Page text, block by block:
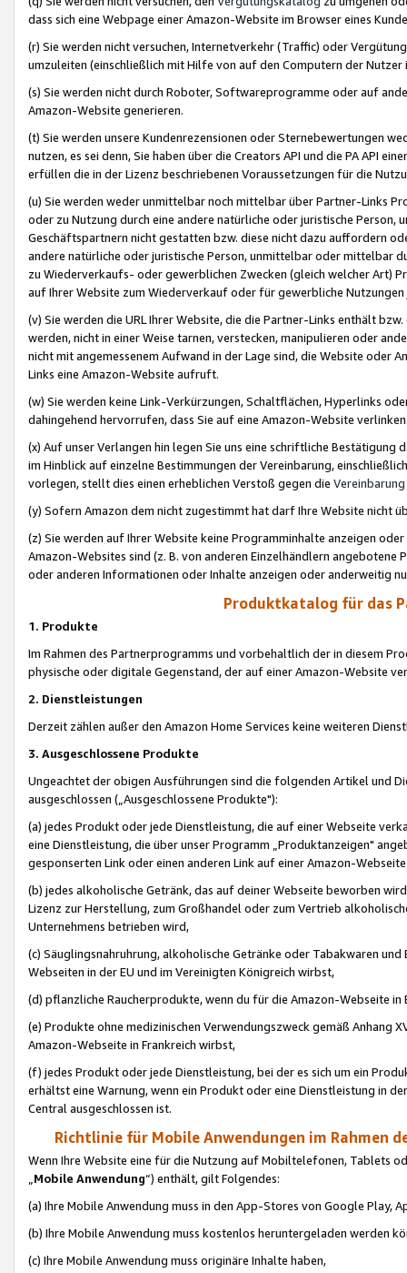
dass sich eine Webpage einer Amazon-Website im Browser eines
(r) Sie werden nicht versuchen, Internetverkehr (Traffic) oder
umzuleiten (einschließlich mit Hilfe von auf den Computern der
(s) Sie werden nicht durch Roboter, Softwareprogramme oder auf
Amazon-Website generieren.
(t) Sie werden unsere Kundenrezensionen oder Sternebewertungen
nutzen, es sei denn, Sie haben über die Creators API und die PA API
erfüllen die in der Lizenz beschriebenen Voraussetzungen für die
(u) Sie werden weder unmittelbar noch mittelbar über Partner-Links
oder zu Nutzung durch eine andere natürliche oder juristische
Geschäftspartnern nicht gestatten bzw. diese nicht dazu auffordern
andere natürliche oder juristische Person, unmittelbar oder mittelbar
zu Wiederverkaufs- oder gewerblichen Zwecken (gleich welcher Art)
auf Ihrer Website zum Wiederverkauf oder für gewerbliche
(v) Sie werden die URL Ihrer Website, die die Partner-Links enthält
werden, nicht in einer Weise tarnen, verstecken, manipulieren oder
nicht mit angemessenem Aufwand in der Lage sind, die Website oder
Links eine Amazon-Website aufruft.
(w) Sie werden keine Link-Verkürzungen, Schaltflächen, Hyperlinks
dahingehend hervorrufen, dass Sie auf eine Amazon-Website
(x) Auf unser Verlangen hin legen Sie uns eine schriftliche
im Hinblick auf einzelne Bestimmungen der Vereinbarung,
vorlegen, stellt dies einen erheblichen Verstoß gegen die Vereinbarung
(y) Sofern Amazon dem nicht zugestimmt hat darf Ihre Website nicht
(z) Sie werden auf Ihrer Website keine Programminhalte anzeigen
Amazon-Websites sind (z. B. von anderen Einzelhändlern
oder anderen Informationen oder Inhalte anzeigen oder anderweitig
Produktkatalog für das
1. Produkte
Im Rahmen des Partnerprogramms und vorbehaltlich der in diesem
physische oder digitale Gegenstand, der auf einer Amazon-Website
2. Dienstleistungen
Derzeit zählen außer den Amazon Home Services keine weiteren
3. Ausgeschlossene Produkte
Ungeachtet der obigen Ausführungen sind die folgenden Artikel und
ausgeschlossen („Ausgeschlossene Produkte"):
(a) jedes Produkt oder jede Dienstleistung, die auf einer Webseite
eine Dienstleistung, die über unser Programm „Produktanzeigen"
gesponserten Link oder einen anderen Link auf einer Amazon-
(b) jedes alkoholische Getränk, das auf deiner Webseite beworben
Lizenz zur Herstellung, zum Großhandel oder zum Vertrieb
Unternehmens betrieben wird,
(c) Säuglingsnahruhrung, alkoholische Getränke oder Tabakwaren
Webseiten in der EU und im Vereinigten Königreich wirbst,
(d) pflanzliche Raucherprodukte, wenn du für die Amazon-Webseite in
(e) Produkte ohne medizinischen Verwendungszweck gemäß Anhang
Amazon-Webseite in Frankreich wirbst,
(f) jedes Produkt oder jede Dienstleistung, bei der es sich um ein
erhältst eine Warnung, wenn ein Produkt oder eine Dienstleistung in
Central ausgeschlossen ist.
Richtlinie für Mobile Anwendungen im Rahmen
Wenn Ihre Website eine für die Nutzung auf Mobiltelefonen, Tablets
„Mobile Anwendung“) enthält, gilt Folgendes:
(a) Ihre Mobile Anwendung muss in den App-Stores von Google Play,
(b) Ihre Mobile Anwendung muss kostenlos heruntergeladen werden
(c) Ihre Mobile Anwendung muss originäre Inhalte haben,